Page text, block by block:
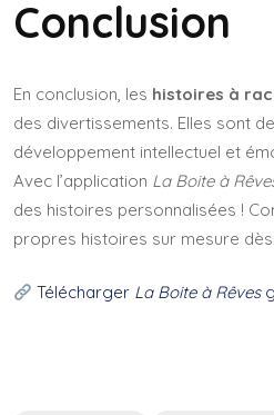
Conclusion
En conclusion, les histoires à
des divertissements. Elles sont
développement intellectuel et
Avec l’application La Boite à
des histoires personnalisées !
propres histoires sur mesure
Télécharger La Boite à Rêves